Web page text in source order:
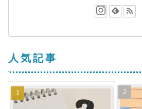
人気記事